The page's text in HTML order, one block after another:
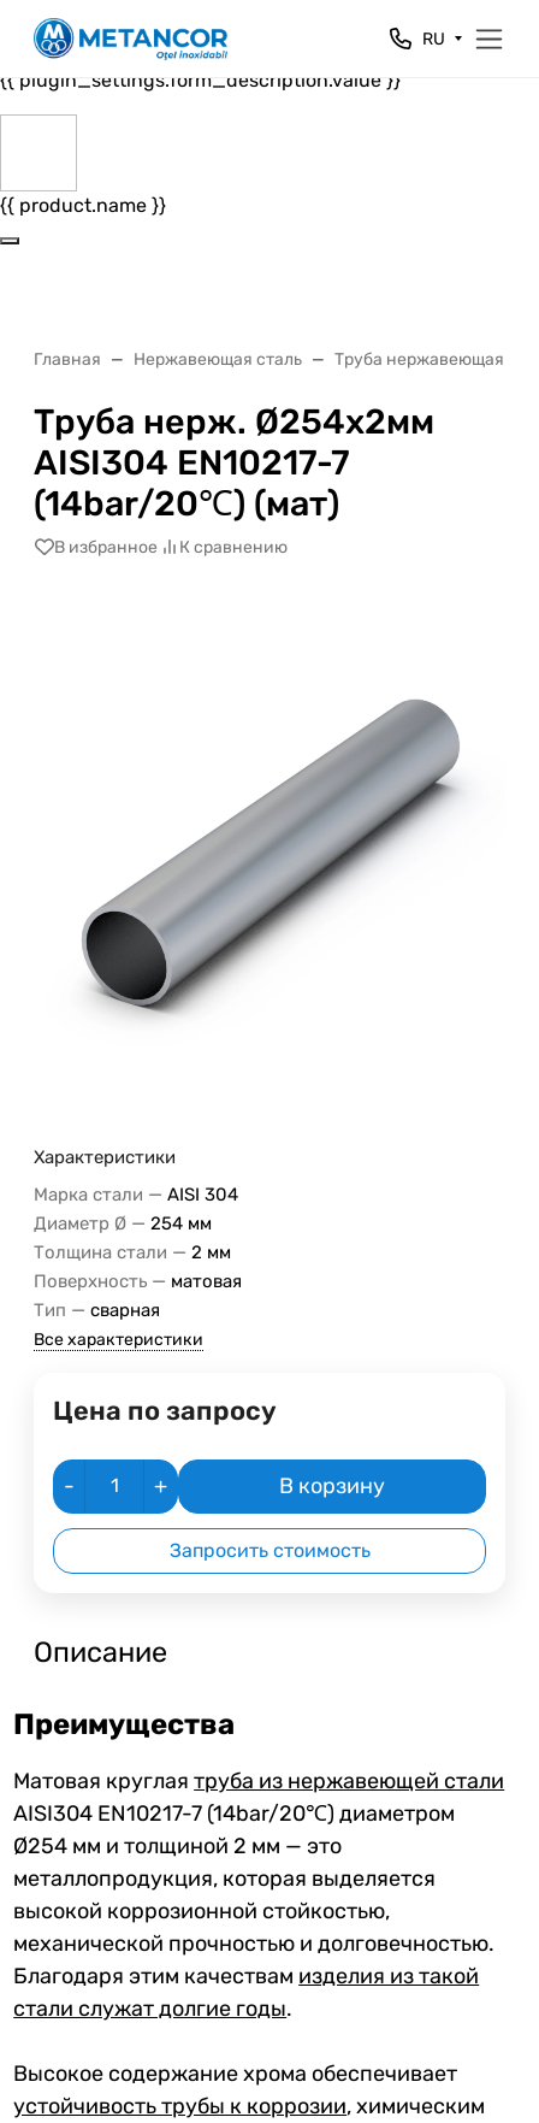
Close
{{ plugin_settings.form_header.value }}
{{ plugin_settings.form_description.value }}
{{ product.name }}
RU
Главная Нержавеющая сталь Труба нержавеющая
Труба нерж. Ø254х2мм
AISI304 EN10217-7
(14bar/20℃) (мат)
В избранное К сравнению
Характеристики
Марка стали — AISI 304
Диаметр Ø — 254 мм
Толщина стали — 2 мм
Поверхность — матовая
Тип — сварная
Все характеристики
Цена по запросу
- + В корзину
Запросить стоимость
Описание
Преимущества
Матовая круглаятруба из нержавеющей стали
AISI304 EN10217-7 (14bar/20℃) диаметром
Ø254 мм и толщиной 2 мм — это
металлопродукция, которая выделяется
высокой коррозионной стойкостью,
механической прочностью и долговечностью.
Благодаря этим качествам изделия из такой
стали служат долгие годы.
Высокое содержание хрома обеспечивает
устойчивость трубы к коррозии, химическим